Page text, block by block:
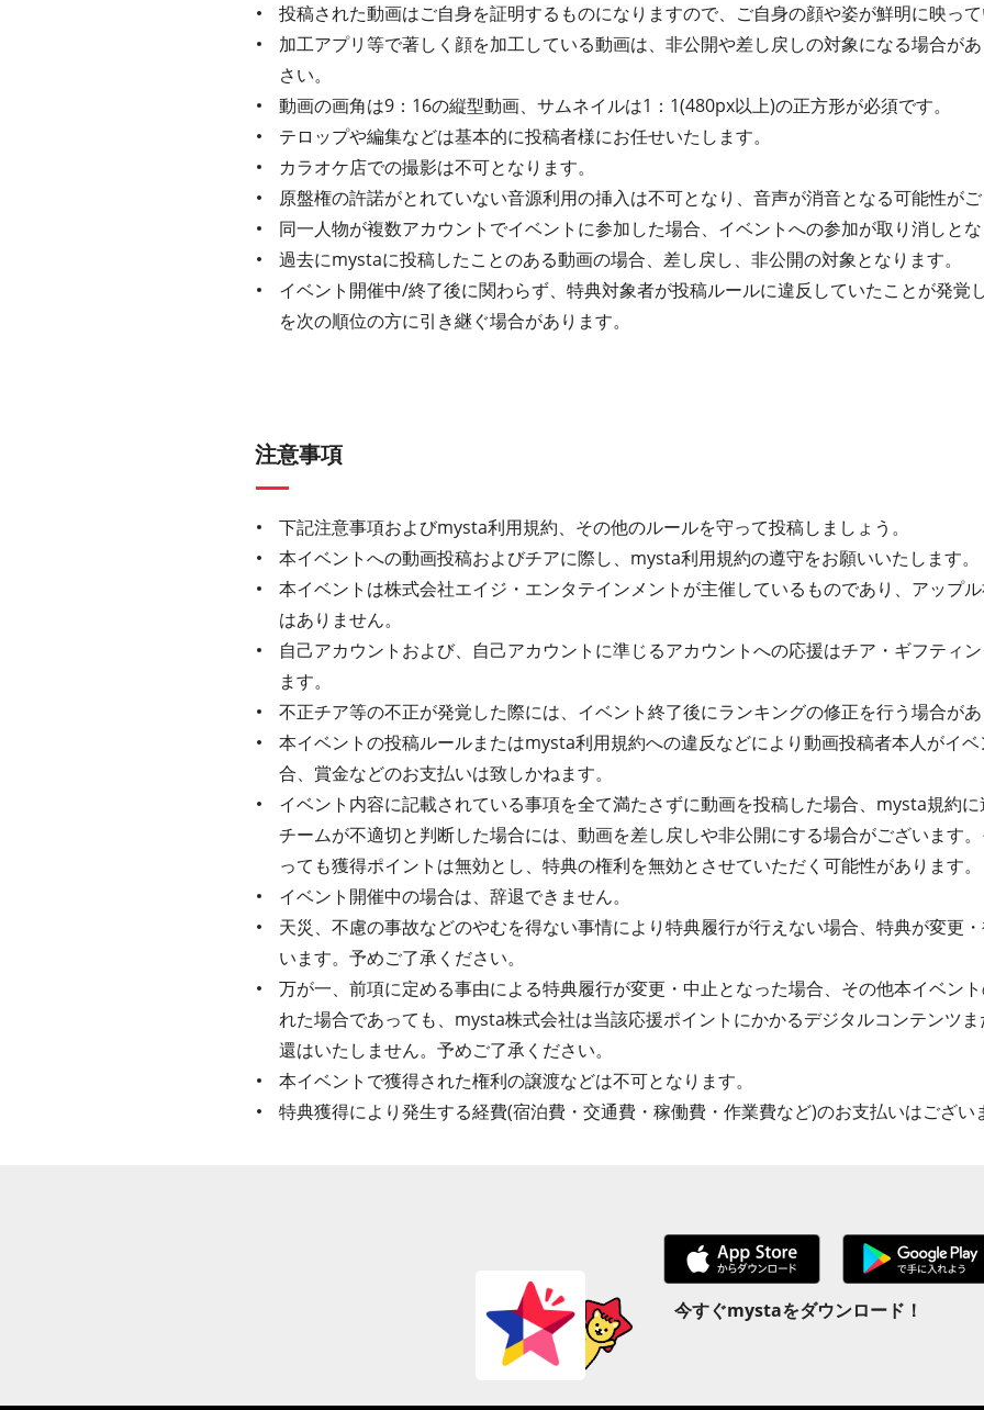
投稿された動画はご⾃⾝を証明するものになりますので、ご⾃⾝の顔や姿が鮮明に映って
加⼯アプリ等で著しく顔を加⼯している動画は、⾮公開や差し戻しの対象になる場合が
さい。
動画の画角は9：16の縦型動画、サムネイルは1：1(480px以上)の正方形が必須です。
テロップや編集などは基本的に投稿者様にお任せいたします。
カラオケ店での撮影は不可となります。
原盤権の許諾がとれていない⾳源利⽤の挿⼊は不可となり、⾳声が消⾳となる可能性がご
同⼀⼈物が複数アカウントでイベントに参加した場合、イベントへの参加が取り消しとな
過去にmystaに投稿したことのある動画の場合、差し戻し、⾮公開の対象となります。
イベント開催中/終了後に関わらず、特典対象者が投稿ルールに違反していたことが発覚
を次の順位の方に引き継ぐ場合があります。
注意事項
下記注意事項およびmysta利用規約、その他のルールを守って投稿しましょう。
本イベントへの動画投稿およびチアに際し、mysta利用規約の遵守をお願いいたします。
本イベントは株式会社エイジ・エンタテインメントが主催しているものであり、アップ
はありません。
自己アカウントおよび、自己アカウントに準じるアカウントへの応援はチア・ギフティ
ます。
不正チア等の不正が発覚した際には、イベント終了後にランキングの修正を行う場合があ
本イベントの投稿ルールまたはmysta利用規約への違反などにより動画投稿者本人がイ
合、賞金などのお支払いは致しかねます。
イベント内容に記載されている事項を全て満たさずに動画を投稿した場合、mysta規約
チームが不適切と判断した場合には、動画を差し戻しや非公開にする場合がございます
っても獲得ポイントは無効とし、特典の権利を無効とさせていただく可能性があります。
イベント開催中の場合は、辞退できません。
天災、不慮の事故などのやむを得ない事情により特典履行が行えない場合、特典が変更
います。予めご了承ください。
万が一、前項に定める事由による特典履行が変更・中止となった場合、その他本イベン
れた場合であっても、mysta株式会社は当該応援ポイントにかかるデジタルコンテンツ
還はいたしません。予めご了承ください。
本イベントで獲得された権利の譲渡などは不可となります。
特典獲得により発生する経費(宿泊費・交通費・稼働費・作業費など)のお支払いはござい
今すぐmystaをダウンロード！